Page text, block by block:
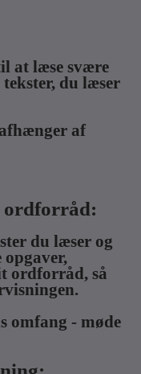
at læse svære
du læser
af
ordforråd:
du læser og
ordforråd, så
omfang - møde